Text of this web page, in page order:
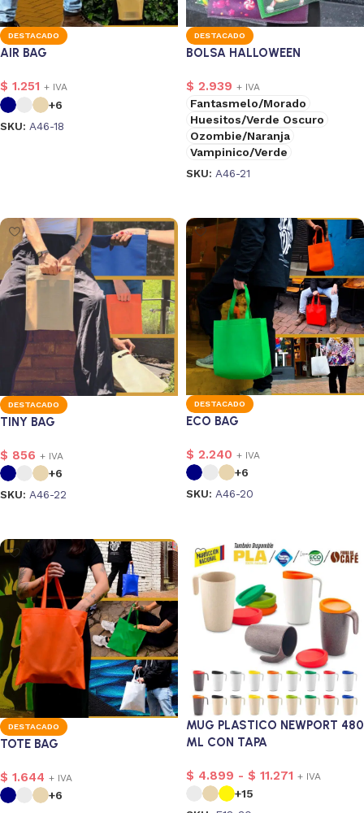
2
1
DESTACADO
AIR BAG
$ 1.251 + IVA
+6
SKU: A46-18
DESTACADO
BOLSA HALLOWEEN
$ 2.939 + IVA
Fantasmelo/Morado
Huesitos/Verde Oscuro
Ozombie/Naranja
Vampinico/Verde
SKU: A46-21
DESTACADO
TINY BAG
$ 856 + IVA
+6
SKU: A46-22
DESTACADO
ECO BAG
$ 2.240 + IVA
+6
SKU: A46-20
DESTACADO
TOTE BAG
$ 1.644 + IVA
+6
MUG PLASTICO NEWPORT 480
ML CON TAPA
$ 4.899 - $ 11.271 + IVA
+15